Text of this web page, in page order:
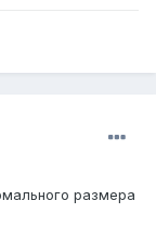
размера